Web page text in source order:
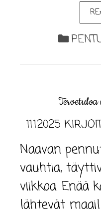
11.1.2025
Naavan
vauhtia,
viikkoa. Enää
lähtevät